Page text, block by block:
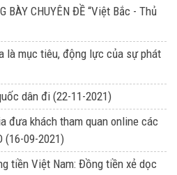
BÀY CHUYÊN ĐỀ “Việt Bắc - Thủ
là mục tiêu, động lực của sự phát
dân đi (22-11-2021)
đưa khách tham quan online các
(16-09-2021)
tiền Việt Nam: Đồng tiền xẻ dọc